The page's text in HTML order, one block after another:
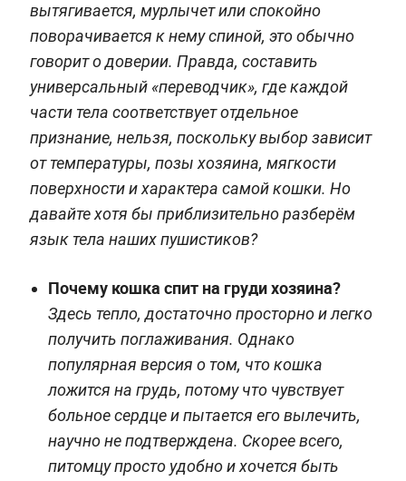
вытягивается, мурлычет или спокойно
поворачивается к нему спиной, это обычно
говорит о доверии. Правда, составить
универсальный «переводчик», где каждой
части тела соответствует отдельное
признание, нельзя, поскольку выбор зависит
от температуры, позы хозяина, мягкости
поверхности и характера самой кошки. Но
давайте хотя бы приблизительно разберём
язык тела наших пушистиков?
Почему кошка спит на груди хозяина?
Здесь тепло, достаточно просторно и легко
получить поглаживания. Однако
популярная версия о том, что кошка
ложится на грудь, потому что чувствует
больное сердце и пытается его вылечить,
научно не подтверждена. Скорее всего,
питомцу просто удобно и хочется быть